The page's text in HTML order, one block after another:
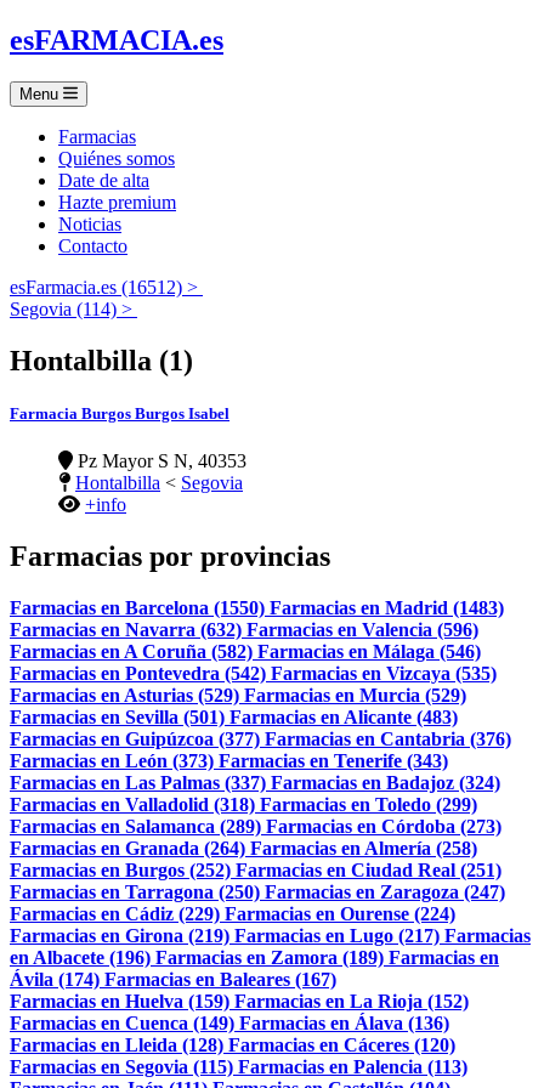
esFARMACIA.es
Menu
Farmacias
Quiénes somos
Date de alta
Hazte premium
Noticias
Contacto
esFarmacia.es (16512) >
Segovia (114) >
Hontalbilla (1)
Farmacia Burgos Burgos Isabel
Pz Mayor S N, 40353
Hontalbilla < Segovia
+info
Farmacias por provincias
Farmacias en Barcelona (1550) Farmacias en Madrid (1483)
Farmacias en Navarra (632) Farmacias en Valencia (596)
Farmacias en A Coruña (582) Farmacias en Málaga (546)
Farmacias en Pontevedra (542) Farmacias en Vizcaya (535)
Farmacias en Asturias (529) Farmacias en Murcia (529)
Farmacias en Sevilla (501) Farmacias en Alicante (483)
Farmacias en Guipúzcoa (377) Farmacias en Cantabria (376)
Farmacias en León (373) Farmacias en Tenerife (343)
Farmacias en Las Palmas (337) Farmacias en Badajoz (324)
Farmacias en Valladolid (318) Farmacias en Toledo (299)
Farmacias en Salamanca (289) Farmacias en Córdoba (273)
Farmacias en Granada (264) Farmacias en Almería (258)
Farmacias en Burgos (252) Farmacias en Ciudad Real (251)
Farmacias en Tarragona (250) Farmacias en Zaragoza (247)
Farmacias en Cádiz (229) Farmacias en Ourense (224)
Farmacias en Girona (219) Farmacias en Lugo (217) Farmacias
en Albacete (196) Farmacias en Zamora (189) Farmacias en
Ávila (174) Farmacias en Baleares (167)
Farmacias en Huelva (159) Farmacias en La Rioja (152)
Farmacias en Cuenca (149) Farmacias en Álava (136)
Farmacias en Lleida (128) Farmacias en Cáceres (120)
Farmacias en Segovia (115) Farmacias en Palencia (113)